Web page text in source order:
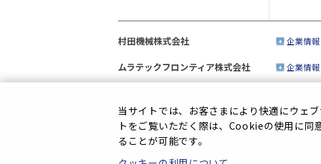
村田機械株式会社 企業情報
ムラテックフロンティア株式会社 企業情報
プライバシーポリシー | このサイトについて | ソーシ
当サイトでは、お客さまにより快適にウェ
トをご覧いただく際は、Cookieの使用に
ることが可能です。